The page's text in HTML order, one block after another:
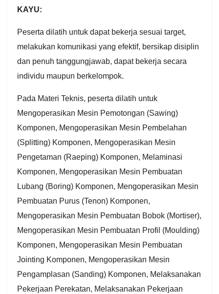
KAYU:
Peserta dilatih untuk dapat bekerja sesuai target,
melakukan komunikasi yang efektif, bersikap disiplin
dan penuh tanggungjawab, dapat bekerja secara
individu maupun berkelompok.
Pada Materi Teknis, peserta dilatih untuk
Mengoperasikan Mesin Pemotongan (Sawing)
Komponen, Mengoperasikan Mesin Pembelahan
(Splitting) Komponen, Mengoperasikan Mesin
Pengetaman (Raeping) Komponen, Melaminasi
Komponen, Mengoperasikan Mesin Pembuatan
Lubang (Boring) Komponen, Mengoperasikan Mesin
Pembuatan Purus (Tenon) Komponen,
Mengoperasikan Mesin Pembuatan Bobok (Mortiser),
Mengoperasikan Mesin Pembuatan Profil (Moulding)
Komponen, Mengoperasikan Mesin Pembuatan
Jointing Komponen, Mengoperasikan Mesin
Pengamplasan (Sanding) Komponen, Melaksanakan
Pekerjaan Perekatan, Melaksanakan Pekerjaan